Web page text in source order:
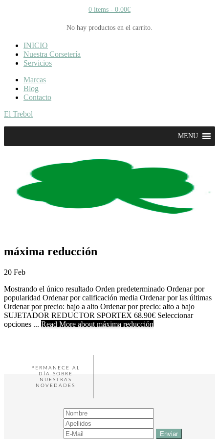
0 items - 0.00€
No hay productos en el carrito.
INICIO
Nuestra Corsetería
Servicios
Marcas
Blog
Contacto
El Trebol
MENU
máxima reducción
20 Feb
Mostrando el único resultado Orden predeterminado Ordenar por
popularidad Ordenar por calificación media Ordenar por las últimas
Ordenar por precio: bajo a alto Ordenar por precio: alto a bajo
SUJETADOR REDUCTOR SPORTEX 68.90€ Seleccionar
opciones ... Read More about máxima reducción
PERMANECE AL
DÍA SOBRE
NUESTRAS
NOVEDADES